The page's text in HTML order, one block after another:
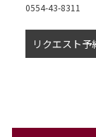
0554-43-8311
リクエスト予